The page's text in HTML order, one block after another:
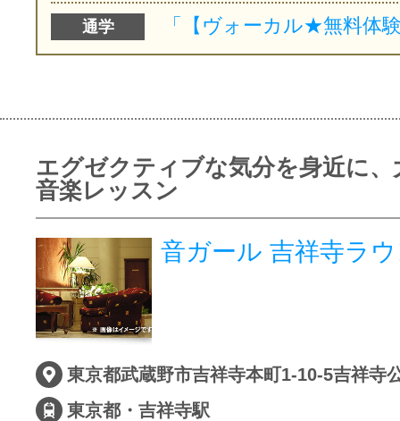
通学
エグゼクティブな気分を身近に、
音楽レッスン
音ガール 吉祥寺ラ
東京都武蔵野市吉祥寺本町1-10-5吉祥寺
東京都・吉祥寺駅